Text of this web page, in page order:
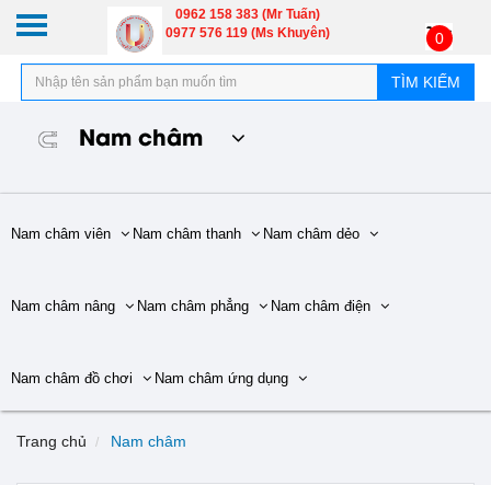
0962 158 383 (Mr Tuấn)
0977 576 119 (Ms Khuyên)
0
TÌM KIẾM
Nam châm
Nam châm viên Nam châm thanh Nam châm dẻo
Nam châm nâng Nam châm phẳng Nam châm điện
Nam châm đồ chơi Nam châm ứng dụng
Trang chủ Nam châm